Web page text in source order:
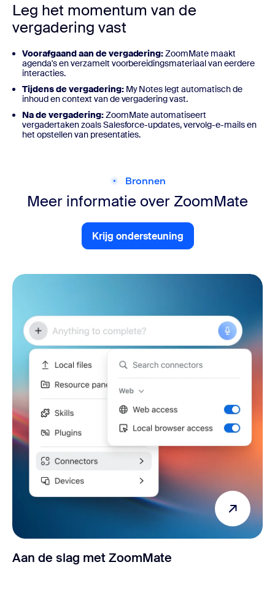
Leg het momentum van de
vergadering vast
Voorafgaand aan de vergadering:ZoomMate maakt
agenda's en verzamelt voorbereidingsmateriaal van eerdere
interacties.
Tijdens de vergadering:My Notes legt automatisch de
inhoud en context van de vergadering vast.
Na de vergadering:ZoomMate automatiseert
vergadertaken zoals Salesforce-updates, vervolg-e-mails en
het opstellen van presentaties.
Bronnen
Meer informatie over ZoomMate
Krijg ondersteuning
Krijg ondersteuning
Aan de slag met ZoomMate